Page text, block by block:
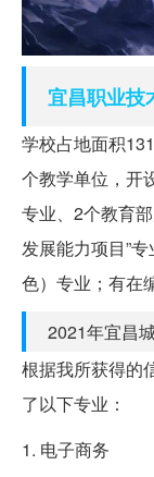
宜昌职业技
学校占地面积
个教学单位，开
专业、2个教育
发展能力项目”
色）专业；有在
2021年宜昌
根据我所获得的
了以下专业：
1. 电子商务